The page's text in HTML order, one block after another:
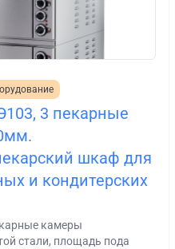
3 пекарные
шкаф для
и кондитерских
камеры
стали, площадь пода